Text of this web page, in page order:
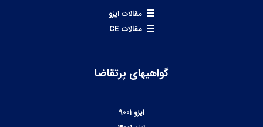
مقالات ایزو
مقالات CE
گواهیهای پرتقاضا
ایزو ۹۰۰۱